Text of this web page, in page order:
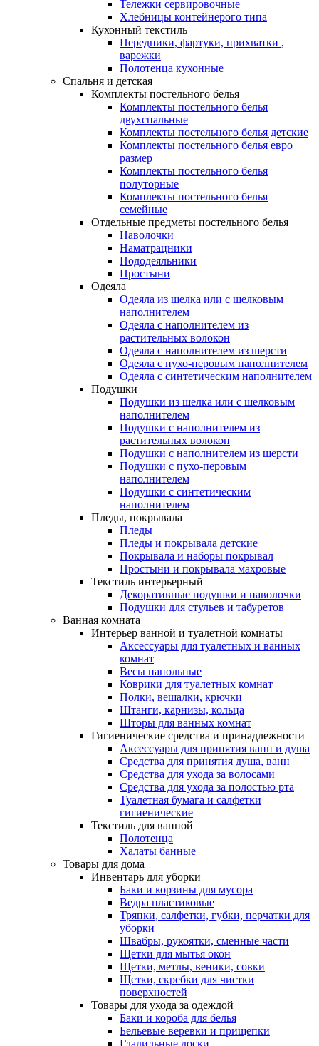
Тележки сервировочные
Хлебницы контейнерого типа
Кухонный текстиль
Передники, фартуки, прихватки ,
варежки
Полотенца кухонные
Спальня и детская
Комплекты постельного белья
Комплекты постельного белья
двухспальные
Комплекты постельного белья детские
Комплекты постельного белья евро
размер
Комплекты постельного белья
полуторные
Комплекты постельного белья
семейные
Отдельные предметы постельного белья
Наволочки
Наматрацники
Пододеяльники
Простыни
Одеяла
Одеяла из шелка или с шелковым
наполнителем
Одеяла с наполнителем из
растительных волокон
Одеяла с наполнителем из шерсти
Одеяла с пухо-перовым наполнителем
Одеяла с синтетическим наполнителем
Подушки
Подушки из шелка или с шелковым
наполнителем
Подушки с наполнителем из
растительных волокон
Подушки с наполнителем из шерсти
Подушки с пухо-перовым
наполнителем
Подушки с синтетическим
наполнителем
Пледы, покрывала
Пледы
Пледы и покрывала детские
Покрывала и наборы покрывал
Простыни и покрывала махровые
Текстиль интерьерный
Декоративные подушки и наволочки
Подушки для стульев и табуретов
Ванная комната
Интерьер ванной и туалетной комнаты
Аксессуары для туалетных и ванных
комнат
Весы напольные
Коврики для туалетных комнат
Полки, вешалки, крючки
Штанги, карнизы, кольца
Шторы для ванных комнат
Гигиенические средства и принадлежности
Аксессуары для принятия ванн и душа
Средства для принятия душа, ванн
Средства для ухода за волосами
Средства для ухода за полостью рта
Туалетная бумага и салфетки
гигиенические
Текстиль для ванной
Полотенца
Халаты банные
Товары для дома
Инвентарь для уборки
Баки и корзины для мусора
Ведра пластиковые
Тряпки, салфетки, губки, перчатки для
уборки
Швабры, рукоятки, сменные части
Щетки для мытья окон
Щетки, метлы, веники, совки
Щетки, скребки для чистки
поверхностей
Товары для ухода за одеждой
Баки и короба для белья
Бельевые веревки и прищепки
Гладильные доски